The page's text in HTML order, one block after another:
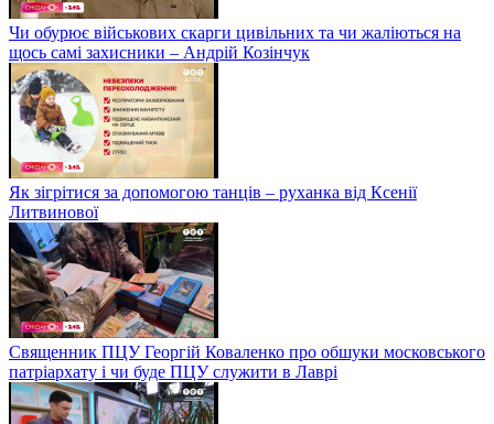
Чи обурює військових скарги цивільних та чи жаліються на
щось самі захисники – Андрій Козінчук
Як зігрітися за допомогою танців – руханка від Ксенії
Литвинової
Священник ПЦУ Георгій Коваленко про обшуки московського
патріархату і чи буде ПЦУ служити в Лаврі